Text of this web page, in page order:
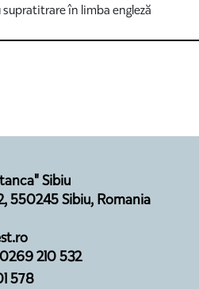
în limba engleză
Sibiu
550245 Sibiu, Romania
210 532
578